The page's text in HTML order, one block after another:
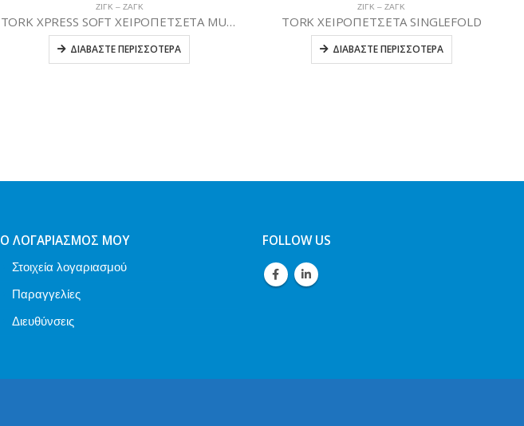
ΖΙΓΚ – ΖΑΓΚ
TORK XPRESS SOFT ΧΕΙΡΟΠΕΤΣΕΤΑ MULTIFOLD
ΔΙΑΒΆΣΤΕ ΠΕΡΙΣΣΌΤΕΡΑ
ΖΙΓΚ – ΖΑΓΚ
TORK ΧΕΙΡΟΠΕΤΣΕΤΑ SINGLEFOLD
ΔΙΑΒΆΣΤΕ ΠΕΡΙΣΣΌΤΕΡΑ
Ο ΛΟΓΑΡΙΑΣΜΌΣ ΜΟΥ
Στοιχεία λογαριασμού
Παραγγελίες
Διευθύνσεις
FOLLOW US